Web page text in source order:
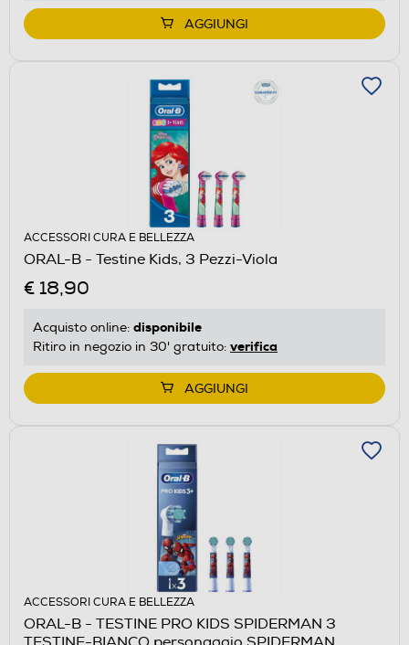
AGGIUNGI
ACCESSORI CURA E BELLEZZA
ORAL-B - Testine Kids, 3 Pezzi-Viola
€ 18,90
Acquisto online: disponibile
Ritiro in negozio in 30' gratuito: verifica
AGGIUNGI
ACCESSORI CURA E BELLEZZA
ORAL-B - TESTINE PRO KIDS SPIDERMAN 3